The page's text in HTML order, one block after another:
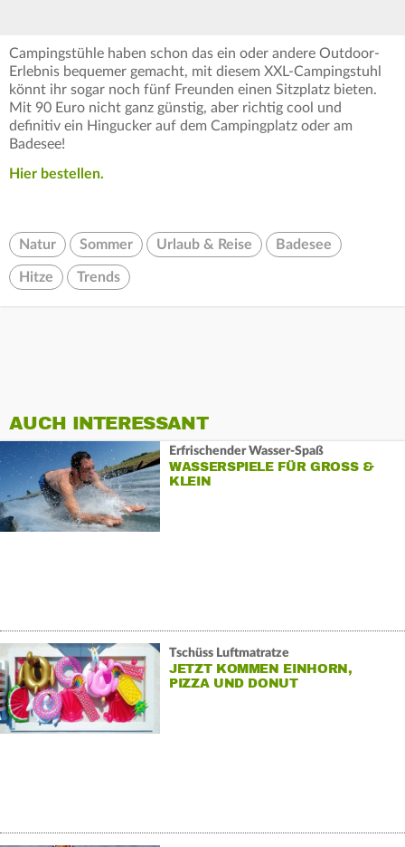
Campingstühle haben schon das ein oder andere Outdoor-
Erlebnis bequemer gemacht, mit diesem XXL-Campingstuhl
könnt ihr sogar noch fünf Freunden einen Sitzplatz bieten.
Mit 90 Euro nicht ganz günstig, aber richtig cool und
definitiv ein Hingucker auf dem Campingplatz oder am
Badesee!
Hier bestellen.
Natur Sommer Urlaub & Reise Badesee
Hitze Trends
AUCH INTERESSANT
Erfrischender Wasser-Spaß
WASSERSPIELE FÜR GROSS & K
LEIN
Tschüss Luftmatratze
JETZT KOMMEN EINHORN,
PIZZA UND DONUT